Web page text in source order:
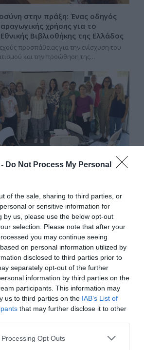
Do Not Process My Personal
of the sale, sharing to third parties, or
or sensitive information for
by us, please use the below opt-out
selection. Please note that after your
you may continue seeing
on personal information utilized by
disclosed to third parties prior to
separately opt-out of the further
information by third parties on the
participants. This information may
us to third parties on the IAB’s List of
that may further disclose it to other
Opt Outs
στην πράξη: Ένας οδηγός
χρήσης για το
Βιβλιοθήκης της Ελλάδος
προσπάθειας για την ενίσχυση του
και την προώθηση της…
ενδιαφέρον και ξεκάθαρες ανάγκες
στις Κοινωνικές Υπηρεσίες του Δήμου…